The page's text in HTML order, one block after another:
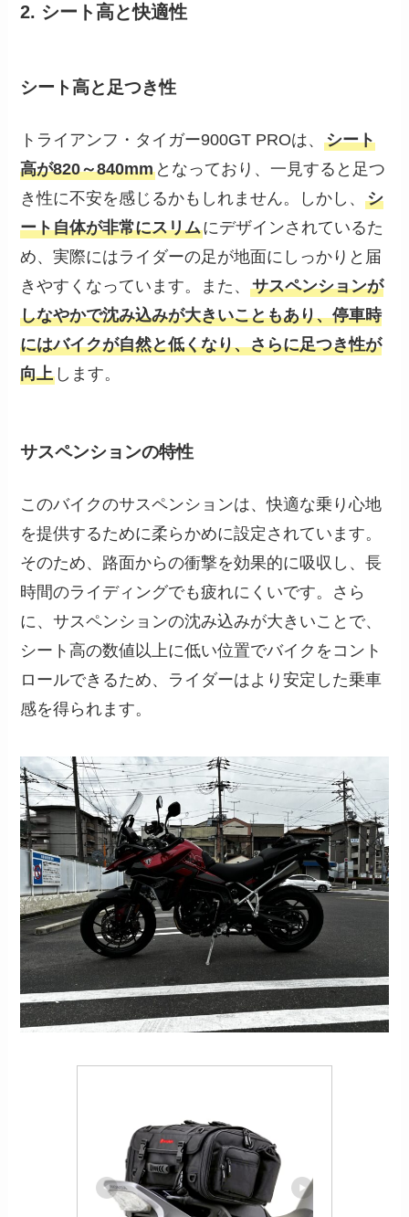
2. シート高と快適性
シート高と足つき性
トライアンフ・タイガー900GT PROは、シート
高が820～840mm となっており、一見すると足つ
き性に不安を感じるかもしれません。しかし、シ
ート自体が非常にスリムにデザインされているた
め、実際にはライダーの足が地面にしっかりと届
きやすくなっています。また、サスペンションが
しなやかで沈み込みが大きいこともあり、停車時
にはバイクが自然と低くなり、さらに足つき性が
向上 します。
サスペンションの特性
このバイクのサスペンションは、快適な乗り心地
を提供するために柔らかめに設定されています。
そのため、路面からの衝撃を効果的に吸収し、長
時間のライディングでも疲れにくいです。さら
に、サスペンションの沈み込みが大きいことで、
シート高の数値以上に低い位置でバイクをコント
ロールできるため、ライダーはより安定した乗車
感を得られます。